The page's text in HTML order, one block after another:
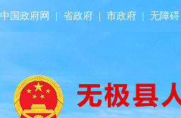
中国政府网 省政府 市政府 无障碍